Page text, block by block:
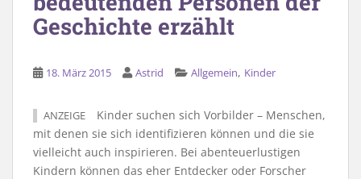
Geschichte erzählt
18. März 2015 Astrid Allgemein, Kinder
ANZEIGE
Kinder suchen sich Vorbilder – Menschen,
mit denen sie sich identifizieren können und die sie
vielleicht auch inspirieren. Bei abenteuerlustigen
Kindern können das eher Entdecker oder Forscher